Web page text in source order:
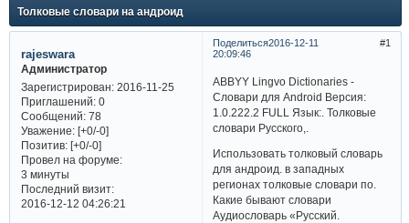
Толковые словари на андроид
Поделиться 1
2016-12-11
20:09:46
rajeswara
Администратор
Зарегистрирован: 2016-11-25
Приглашений:0
Сообщений:78
Уважение: [+0/-0]
Позитив: [+0/-0]
Провел на форуме:
3 минуты
Последний визит:
2016-12-12 04:26:21
ABBYY Lingvo Dictionaries -
Словари для Android Версия:
1.0.222.2 FULL Язык:. Толковые
словари Русского,.
Использовать толковый словарь
для андроид. в западных
регионах толковые словари по.
Какие бывают словари
Аудиословарь «Русский.